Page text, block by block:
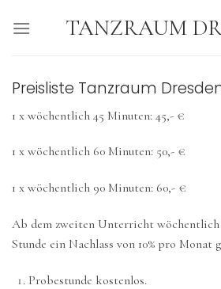
TANZRAUM
Preisliste Tanzraum
1 x wöchentlich 45 Minuten: 45,- €
1 x wöchentlich 60 Minuten: 50,- €
1 x wöchentlich 90 Minuten: 60,- €
Ab dem zweiten Unterricht
Stunde ein Nachlass von 10% pro Monat
Probestunde kostenlos.